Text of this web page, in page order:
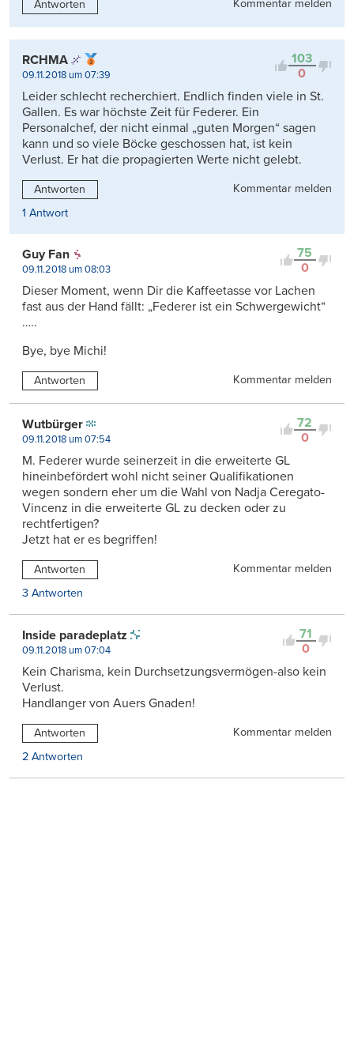
Antworten Kommentar melden
103
0
RCHMA
09.11.2018 um 07:39
Leider schlecht recherchiert. Endlich finden viele in St.
Gallen. Es war höchste Zeit für Federer. Ein
Personalchef, der nicht einmal „guten Morgen“ sagen
kann und so viele Böcke geschossen hat, ist kein
Verlust. Er hat die propagierten Werte nicht gelebt.
Antworten
Kommentar melden
1 Antwort
75
0
Guy Fan
09.11.2018 um 08:03
Dieser Moment, wenn Dir die Kaffeetasse vor Lachen
fast aus der Hand fällt: „Federer ist ein Schwergewicht“
…..
Bye, bye Michi!
Antworten Kommentar melden
72
0
Wutbürger
09.11.2018 um 07:54
M. Federer wurde seinerzeit in die erweiterte GL
hineinbefördert wohl nicht seiner Qualifikationen
wegen sondern eher um die Wahl von Nadja Ceregato-
Vincenz in die erweiterte GL zu decken oder zu
rechtfertigen?
Jetzt hat er es begriffen!
Antworten
Kommentar melden
3 Antworten
71
0
Inside paradeplatz
09.11.2018 um 07:04
Kein Charisma, kein Durchsetzungsvermögen-also kein
Verlust.
Handlanger von Auers Gnaden!
Antworten
Kommentar melden
2 Antworten